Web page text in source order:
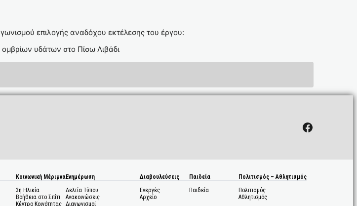
επιλογής αναδόχου εκτέλεσης του έργου:
υδάτων στο Πίσω Λιβάδι
Facebook
Κοινωνική Μέριμνα
3η Ηλικία
Βοήθεια στο Σπίτι
Κέντρο Κοινότητας
Ενημέρωση
Δελτία Τύπου
Ανακοινώσεις
Διαγωνισμοί
Διαβουλεύσεις
Ενεργές
Αρχείο
Παιδεία
Παιδεία
Πολιτισμός – Αθλητισμός
Πολιτισμός
Αθλητισμός